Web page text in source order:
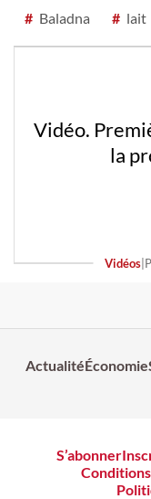
# Baladna # lait
Vidéo.
la
Vidéos|
ActualitéÉconomie
S’abonner